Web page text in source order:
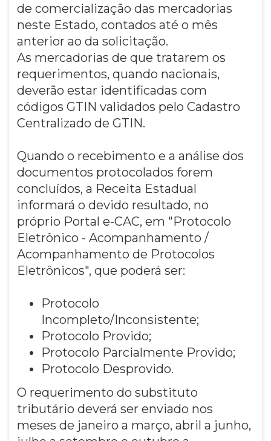
de comercialização das mercadorias
neste Estado, contados até o mês
anterior ao da solicitação.
As mercadorias de que tratarem os
requerimentos, quando nacionais,
deverão estar identificadas com
códigos GTIN validados pelo Cadastro
Centralizado de GTIN.
Quando o recebimento e a análise dos
documentos protocolados forem
concluídos, a Receita Estadual
informará o devido resultado, no
próprio Portal e-CAC, em "Protocolo
Eletrônico - Acompanhamento /
Acompanhamento de Protocolos
Eletrônicos", que poderá ser:
Protocolo
Incompleto/Inconsistente;
Protocolo Provido;
Protocolo Parcialmente Provido;
Protocolo Desprovido.
O requerimento do substituto
tributário deverá ser enviado nos
meses de janeiro a março, abril a junho,